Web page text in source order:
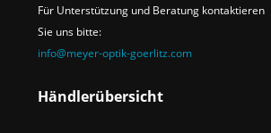
Für Unterstützung und Beratung kontaktieren
Sie uns bitte:
info@meyer-optik-goerlitz.com
Händlerübersicht